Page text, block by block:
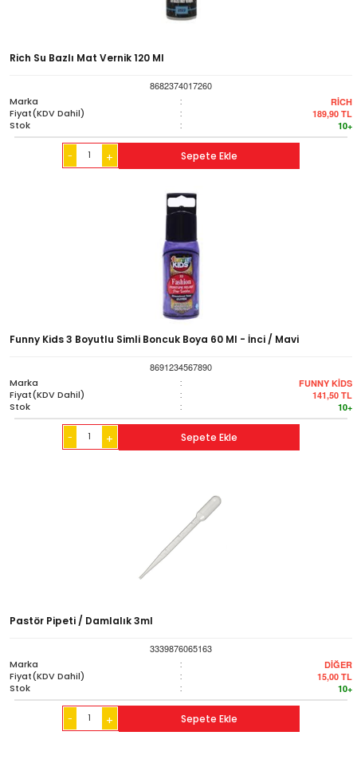
Rich Su Bazlı Mat Vernik 120 Ml
8682374017260
Marka
: RİCH
Fiyat(KDV Dahil) : 189,90 TL
Stok : 10+
- + Sepete Ekle
Funny Kids 3 Boyutlu Simli Boncuk Boya 60 Ml - İnci / Mavi
8691234567890
Marka
: FUNNY KİDS
Fiyat(KDV Dahil) : 141,50 TL
Stok : 10+
- + Sepete Ekle
Pastör Pipeti / Damlalık 3ml
3339876065163
Marka
: DİĞER
Fiyat(KDV Dahil) : 15,00 TL
Stok : 10+
- + Sepete Ekle